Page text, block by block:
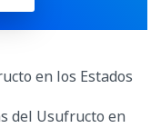
en los Estados
del Usufructo en